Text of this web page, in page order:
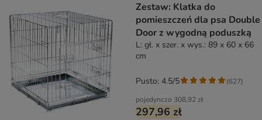
Zestaw: Klatka do
pomieszczeń dla psa Double
Door z wygodną poduszką
L: gł. x szer. x wys.: 89 x 60 x 66
cm
pojedynczo 308,92 zł
297,96 zł
Pusto: 4.5/5 (627)